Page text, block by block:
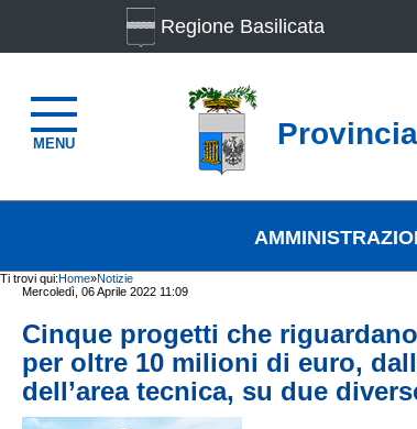
MENU
Regione Basilicata
Ti trovi qui:Home»Notizie
Mercoledì, 06 Aprile 2022 11:09
Cinque progetti che
per oltre 10 milioni di euro,
dell’area tecnica, su due